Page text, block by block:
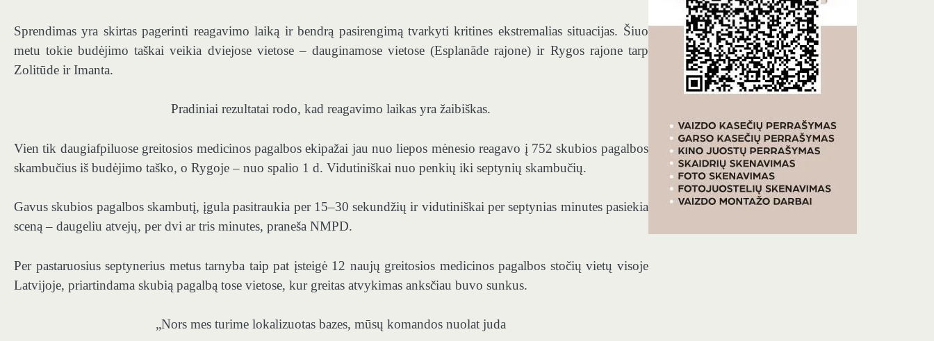
Sprendimas yra skirtas pagerinti reagavimo laiką ir bendrą pasirengimą tvarkyti kritines ekstremalias situacijas. Šiuo
metu tokie budėjimo taškai veikia dviejose vietose – dauginamose vietose (Esplanāde rajone) ir Rygos rajone tarp
Zolitūde ir Imanta.
Pradiniai rezultatai rodo, kad reagavimo laikas yra žaibiškas.
Vien tik daugiafpiluose greitosios medicinos pagalbos ekipažai jau nuo liepos mėnesio reagavo į 752 skubios pagalbos
skambučius iš budėjimo taško, o Rygoje – nuo spalio 1 d. Vidutiniškai nuo penkių iki septynių skambučių.
Gavus skubios pagalbos skambutį, įgula pasitraukia per 15–30 sekundžių ir vidutiniškai per septynias minutes pasiekia
sceną – daugeliu atvejų, per dvi ar tris minutes, praneša NMPD.
Per pastaruosius septynerius metus tarnyba taip pat įsteigė 12 naujų greitosios medicinos pagalbos stočių vietų visoje
Latvijoje, priartindama skubią pagalbą tose vietose, kur greitas atvykimas anksčiau buvo sunkus.
„Nors mes turime lokalizuotas bazes, mūsų komandos nuolat juda